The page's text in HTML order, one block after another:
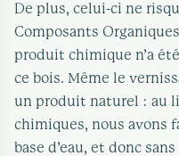
De plus, celui-ci ne
Composants
produit chimique n’a
ce bois. Même le
un produit naturel : au
chimiques, nous avons
base d’eau, et donc